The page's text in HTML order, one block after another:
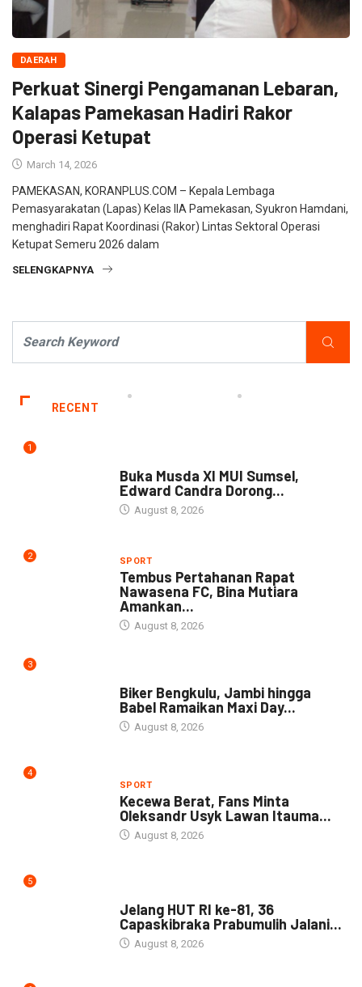
DAERAH
Perkuat Sinergi Pengamanan Lebaran,
Kalapas Pamekasan Hadiri Rakor
Operasi Ketupat
March 14, 2026
PAMEKASAN, KORANPLUS.COM – Kepala Lembaga
Pemasyarakatan (Lapas) Kelas IIA Pamekasan, Syukron Hamdani,
menghadiri Rapat Koordinasi (Rakor) Lintas Sektoral Operasi
Ketupat Semeru 2026 dalam
SELENGKAPNYA
RECENT
1
Buka Musda XI MUI Sumsel,
Edward Candra Dorong...
August 8, 2026
2 SPORT
Tembus Pertahanan Rapat
Nawasena FC, Bina Mutiara
Amankan...
August 8, 2026
3
Biker Bengkulu, Jambi hingga
Babel Ramaikan Maxi Day...
August 8, 2026
4
SPORT
Kecewa Berat, Fans Minta
Oleksandr Usyk Lawan Itauma...
August 8, 2026
5
Jelang HUT RI ke-81, 36
Capaskibraka Prabumulih Jalani...
August 8, 2026